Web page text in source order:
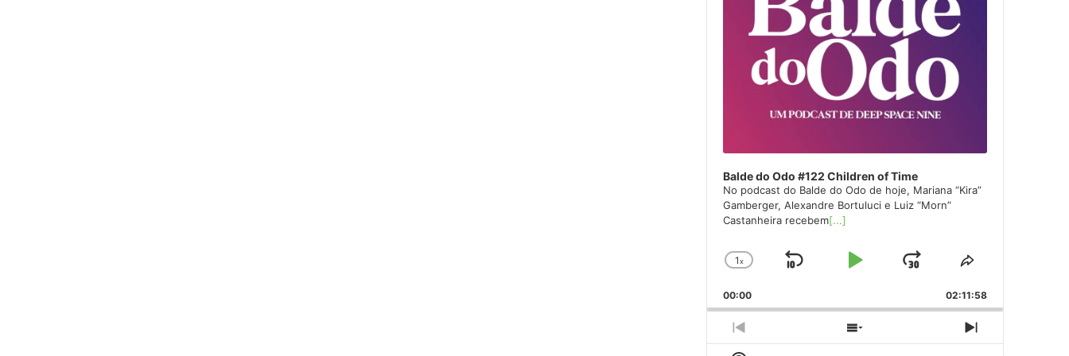
Balde do Odo #122 Children of Time
No podcast do Balde do Odo de hoje, Mariana “Kira”
Gamberger, Alexandre Bortuluci e Luiz “Morn”
Castanheira recebem[...]
Change
Rate
1x
Skip
Play
Jump
Forward
Share
Episode
00:00 02:11:58
Previous
Episode
Show
Next